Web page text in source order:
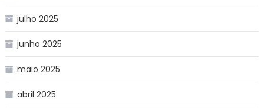
julho 2025
junho 2025
maio 2025
abril 2025